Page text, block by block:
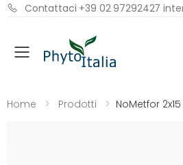
Contattaci +39 02 97292427
Menu
Home Prodotti NoMetfor